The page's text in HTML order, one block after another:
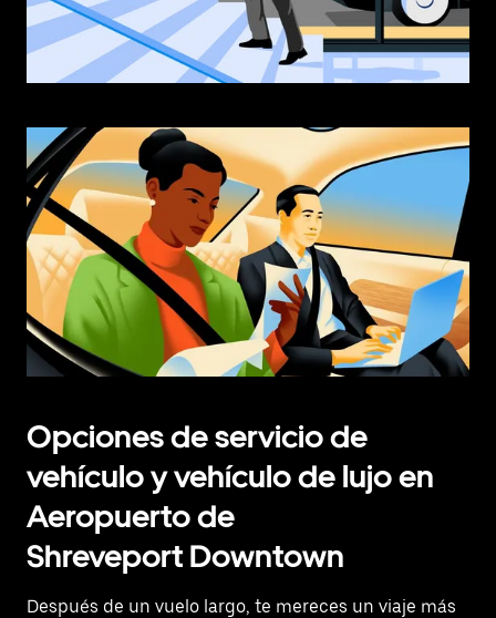
Opciones de servicio de
vehículo y vehículo de lujo en
Aeropuerto de
Shreveport Downtown
Después de un vuelo largo, te mereces un viaje más